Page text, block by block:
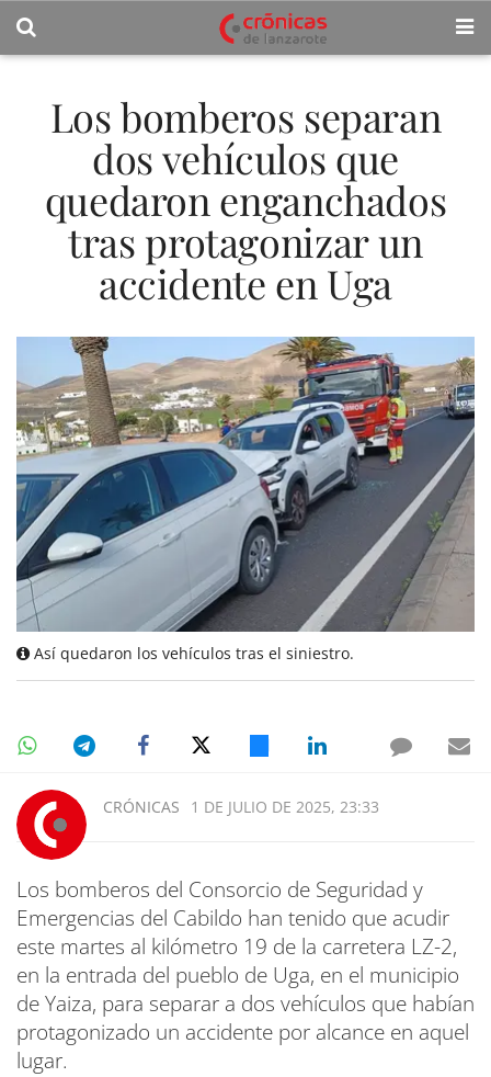
Los bomberos separan
dos vehículos que
quedaron enganchados
tras protagonizar un
accidente en Uga
Así quedaron los vehículos tras el siniestro.
CRÓNICAS 1 DE JULIO DE 2025, 23:33
Los bomberos del Consorcio de Seguridad y
Emergencias del Cabildo han tenido que acudir
este martes al kilómetro 19 de la carretera LZ-2,
en la entrada del pueblo de Uga, en el municipio
de Yaiza, para separar a dos vehículos que habían
protagonizado un accidente por alcance en aquel
lugar.